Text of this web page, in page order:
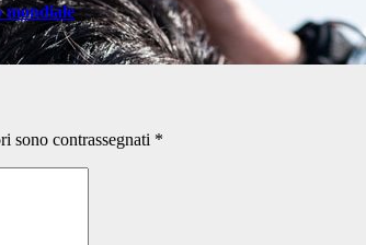
mondiale
sono contrassegnati *